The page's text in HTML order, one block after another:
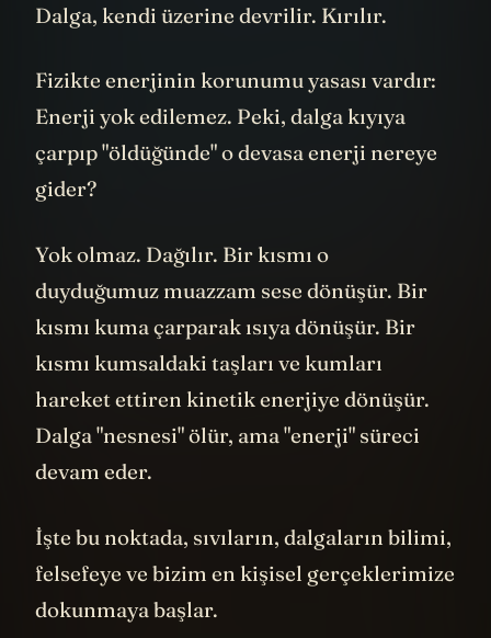
Dalga, kendi üzerine devrilir. Kırılır.
Fizikte enerjinin korunumu yasası vardır:
Enerji yok edilemez. Peki, dalga kıyıya
çarpıp "öldüğünde" o devasa enerji nereye
gider?
Yok olmaz. Dağılır. Bir kısmı o
duyduğumuz muazzam sese dönüşür. Bir
kısmı kuma çarparak ısıya dönüşür. Bir
kısmı kumsaldaki taşları ve kumları
hareket ettiren kinetik enerjiye dönüşür.
Dalga "nesnesi" ölür, ama "enerji" süreci
devam eder.
İşte bu noktada, sıvıların, dalgaların bilimi,
felsefeye ve bizim en kişisel gerçeklerimize
dokunmaya başlar.